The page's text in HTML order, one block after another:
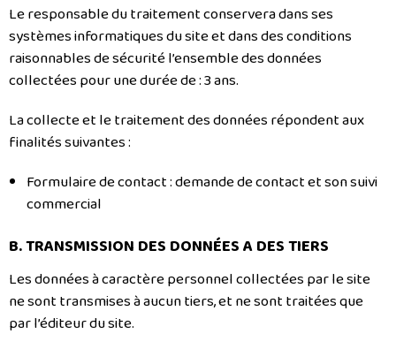
Le responsable du traitement conservera dans ses
systèmes informatiques du site et dans des conditions
raisonnables de sécurité l’ensemble des données
collectées pour une durée de : 3 ans.
La collecte et le traitement des données répondent aux
finalités suivantes :
Formulaire de contact : demande de contact et son suivi
commercial
B. TRANSMISSION DES DONNÉES A DES TIERS
Les données à caractère personnel collectées par le site
ne sont transmises à aucun tiers, et ne sont traitées que
par l’éditeur du site.